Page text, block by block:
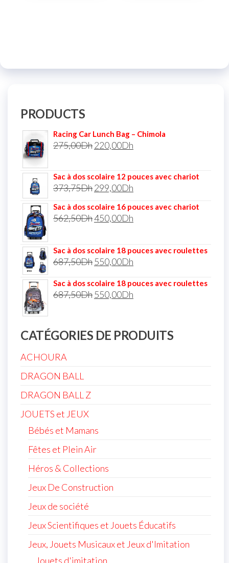
PRODUCTS
Racing Car Lunch Bag – Chimola
275,00Dh220,00Dh
Sac à dos scolaire 12 pouces avec chariot
373,75Dh299,00Dh
Sac à dos scolaire 16 pouces avec chariot
562,50Dh450,00Dh
Sac à dos scolaire 18 pouces avec roulettes
687,50Dh550,00Dh
Sac à dos scolaire 18 pouces avec roulettes
687,50Dh550,00Dh
CATÉGORIES DE PRODUITS
ACHOURA
DRAGON BALL
DRAGON BALL Z
JOUETS et JEUX
Bébés et Mamans
Fêtes et Plein Air
Héros & Collections
Jeux De Construction
Jeux de société
Jeux Scientifiques et Jouets Éducatifs
Jeux, Jouets Musicaux et Jeux d'Imitation
Jouets d'imitation